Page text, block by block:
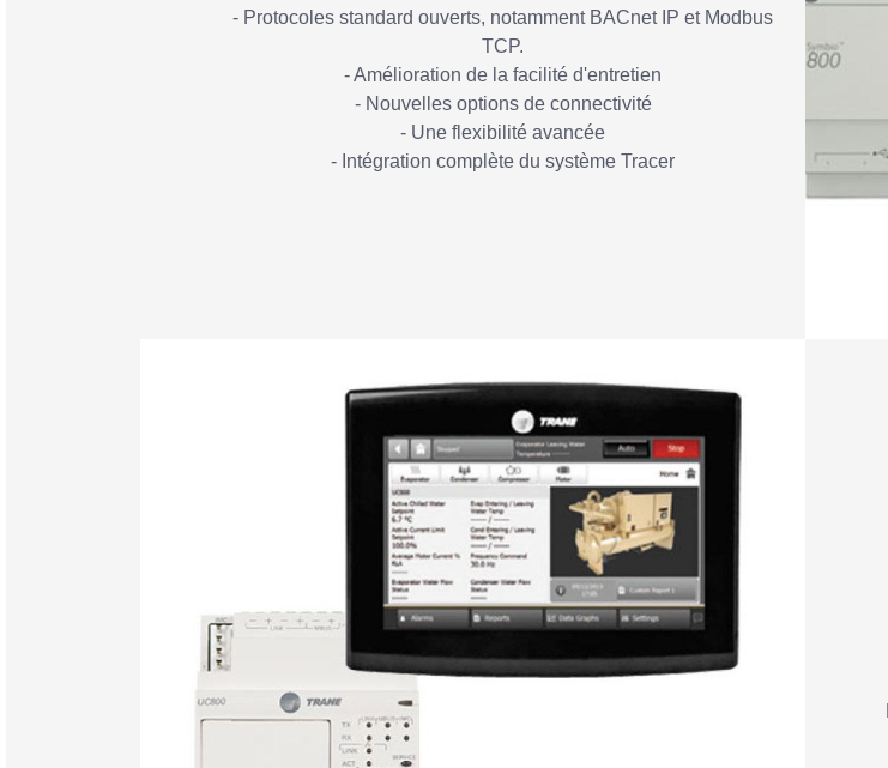
- Protocoles standard ouverts, notamment BACnet IP et Modbus
TCP.
- Amélioration de la facilité d'entretien
- Nouvelles options de connectivité
- Une flexibilité avancée
- Intégration complète du système Tracer